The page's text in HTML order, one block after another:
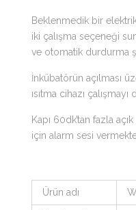
Beklenmedik bir
iki çalışma seçeneği
ve otomatik durdurma
İnkübatörün açılması
ısıtma cihazı çalışmayı
Kapı 60dk’tan fazla
için alarm sesi
Ürün adı